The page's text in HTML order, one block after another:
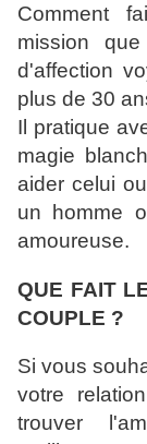
Comment
mission
d'affection
plus de 30
Il pratique
magie
aider celui
un homme
amoureuse.
QUE FAIT
COUPLE ?
Si vous
votre
trouver